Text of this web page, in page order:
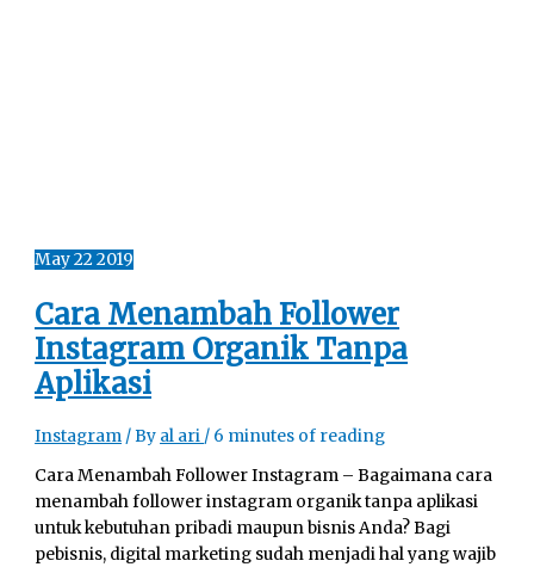
May222019
Cara Menambah Follower
Instagram Organik Tanpa
Aplikasi
Instagram / By al ari / 6 minutes of reading
Cara Menambah Follower Instagram – Bagaimana cara
menambah follower instagram organik tanpa aplikasi
untuk kebutuhan pribadi maupun bisnis Anda? Bagi
pebisnis, digital marketing sudah menjadi hal yang wajib